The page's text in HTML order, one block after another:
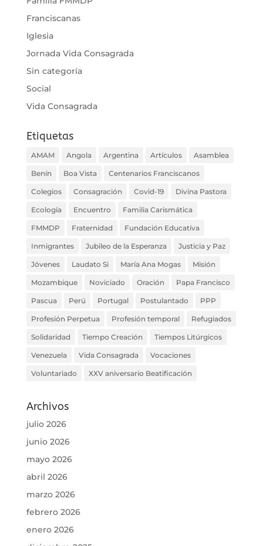
Franciscanas
Iglesia
Jornada Vida Consagrada
Sin categoría
Social
Vida Consagrada
Etiquetas
AMAM Angola Argentina Artículos Asamblea
Benín Boa Vista Centenarios Franciscanos
Colegios Consagración Covid-19 Divina Pastora
Ecología Encuentro Familia Carismática
FMMDP Fraternidad Fundación Educativa
Inmigrantes Jubileo de la Esperanza Justicia y Paz
Jóvenes Laudato Si María Ana Mogas Misión
Mozambique Noviciado Oración Papa Francisco
Pascua Perú Portugal Postulantado PPP
Profesión Perpetua Profesión temporal Refugiados
Solidaridad Tiempo Creación Tiempos Litúrgicos
Venezuela Vida Consagrada Vocaciones
Voluntariado XXV aniversario Beatificación
Archivos
julio 2026
junio 2026
mayo 2026
abril 2026
marzo 2026
febrero 2026
enero 2026